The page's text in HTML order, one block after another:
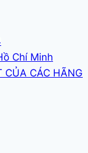
Chí Minh
CỦA CÁC HÃNG